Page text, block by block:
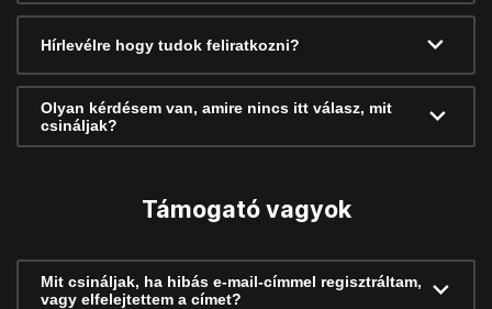
Hírlevélre hogy tudok feliratkozni?
Olyan kérdésem van, amire nincs itt válasz, mit
csináljak?
Támogató vagyok
Mit csináljak, ha hibás e-mail-címmel regisztráltam,
vagy elfelejtettem a címet?